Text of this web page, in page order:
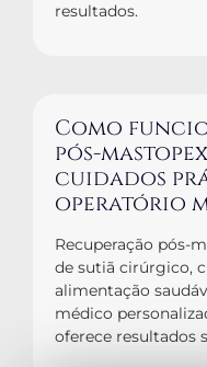
resultados.
Como
pós-
cuidados
operatório
Recuperação pós-
de sutiã cirúrgico,
alimentação
médico
oferece resultados